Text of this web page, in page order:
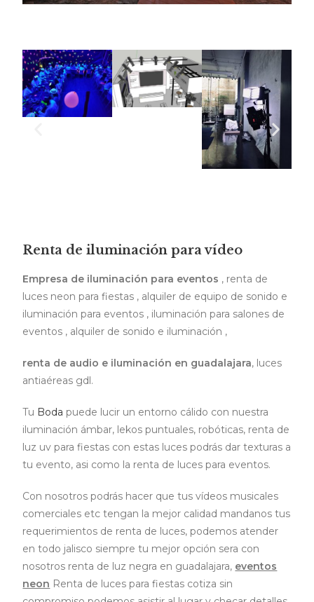
Renta de iluminación para vídeo
Empresa de iluminación para eventos , renta de
luces neon para fiestas , alquiler de equipo de sonido e
iluminación para eventos , iluminación para salones de
eventos , alquiler de sonido e iluminación ,
renta de audio e iluminación en guadalajara, luces
antiaéreas gdl.
Tu Boda puede lucir un entorno cálido con nuestra
iluminación ámbar, lekos puntuales, robóticas, renta de
luz uv para fiestas con estas luces podrás dar texturas a
tu evento, asi como la renta de luces para eventos.
Con nosotros podrás hacer que tus vídeos musicales
comerciales etc tengan la mejor calidad mandanos tus
requerimientos de renta de luces, podemos atender
en todo jalisco siempre tu mejor opción sera con
nosotros renta de luz negra en guadalajara, eventos
neon Renta de luces para fiestas cotiza sin